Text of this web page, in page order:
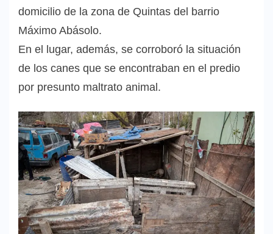
domicilio de la zona de Quintas del barrio
Máximo Abásolo.
En el lugar, además, se corroboró la situación
de los canes que se encontraban en el predio
por presunto maltrato animal.